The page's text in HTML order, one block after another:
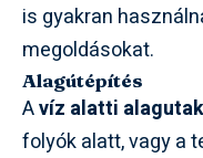
is gyakran
megoldásokat.
Alagútépítés
Avíz alatti alagutak
folyók alatt, vagy a